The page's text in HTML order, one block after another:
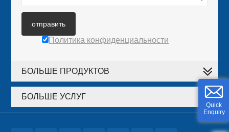
Quick
Enquiry
отправить
Политика конфиденциальности
БОЛЬШЕ ПРОДУКТОВ
БОЛЬШЕ УСЛУГ